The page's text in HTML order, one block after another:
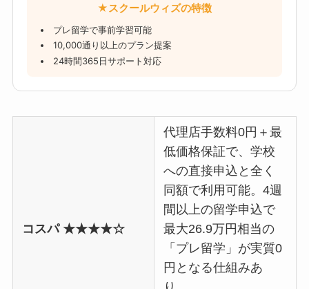
選択中 0社 2社選ぶと比較できます
比較を見る
★スクールウィズの特徴
プレ留学で事前学習可能
10,000通り以上のプラン提案
24時間365日サポート対応
コスパ ★★★★☆
代理店手数料0円＋最
低価格保証で、学校
への直接申込と全く
同額で利用可能。4週
間以上の留学申込で
最大26.9万円相当の
「プレ留学」が実質0
円となる仕組みあ